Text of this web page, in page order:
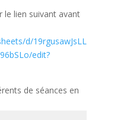
le lien suivant avant
d/19rgusawJsLL
edit?
de séances en